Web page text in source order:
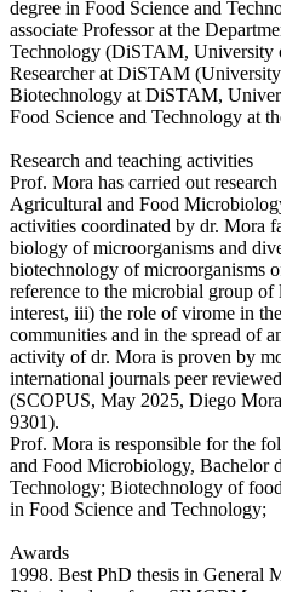
degree in Food Science and
associate Professor at the
Technology (DiSTAM, University
Researcher at DiSTAM
Biotechnology at DiSTAM,
Food Science and Technology at
Research and teaching activities
Prof. Mora has carried out
Agricultural and Food
activities coordinated by dr. Mora
biology of microorganisms and
biotechnology of microorganisms
reference to the microbial group
interest, iii) the role of virome in
communities and in the spread of
activity of dr. Mora is proven by
international journals peer
(SCOPUS, May 2025, Diego
9301).
Prof. Mora is responsible for the
and Food Microbiology, Bachelor
Technology; Biotechnology of
in Food Science and Technology;
Awards
1998. Best PhD thesis in General